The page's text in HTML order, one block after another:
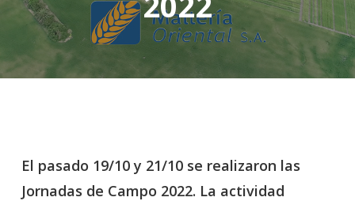
El pasado 19/10 y 21/10 se realizaron las
Jornadas de Campo 2022. La actividad